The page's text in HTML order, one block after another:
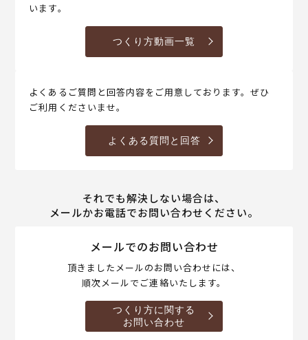
います。
つくり方動画一覧
よくあるご質問と回答内容をご用意しております。ぜひ
ご利用くださいませ。
よくある質問と回答
それでも解決しない場合は、
メールかお電話でお問い合わせください。
メールでのお問い合わせ
頂きましたメールのお問い合わせには、
順次メールでご連絡いたします。
つくり方に関する
お問い合わせ